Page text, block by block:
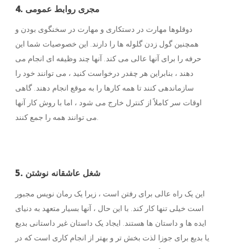
4. مجری روابط عمومی
دوقلوها مهارت در دستکاری و مهارت در سخنگوی بودن و
همچنین گول زدن گلوله ها را دارند. این خصوصیات شما این
حرفه را برای آنها عالی می کند. آنها چند وظیفه ای انجام می
دهند ، بنابراین هر چقدر درخواست کنید ، می توانند خود را
سازماندهی کنند تا همه کارها را به موقع انجام دهند. گاهی
اوقات سر کاملاً از کنترل خارج می شود ، اما با روش کار آنها
5. شغل عاشقانه نوشتن
این یک راه عالی برای رفتن است ، زیرا یک رمان نویس مجبور
است خیلی تنها کار کند. با این حال ، آنها بسیار متعهد به دنیای
ایده ها و داستان ها هستند. ایجاد یک داستان غیر داستانی بدیع
یا بدیع برای جوزا لذت بخش تر و بهتر از انجام کاری است که در